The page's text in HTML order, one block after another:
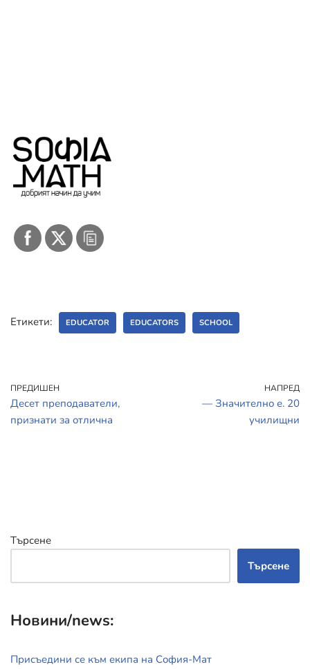
Етикети: EDUCATOR EDUCATORS SCHOOL
ПРЕДИШЕН
Десет преподаватели,
признати за отлична
НАПРЕД
— Значително е. 20
училищни
Търсене
Търсене
Новини/news:
Присъедини се към екипа на София-Мат